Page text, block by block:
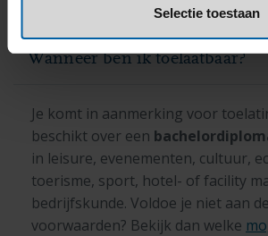
Selectie toestaan
Wanneer ben ik toelaatbaar?
Je komt in aanmerking voor
beschikt over een
in leisure, evenementen, cultuur,
toerisme, sport, hotel- of facility
bedrijfskunde. Voldoe je niet aan
voorwaarden? Bekijk dan welke